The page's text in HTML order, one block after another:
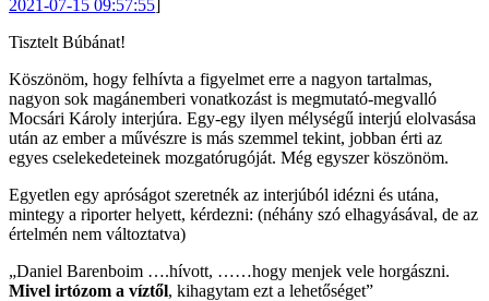
2021-07-15 09:57:55]
Tisztelt Búbánat!
Köszönöm, hogy felhívta a figyelmet erre a nagyon tartalmas,
nagyon sok magánemberi vonatkozást is megmutató-megvalló
Mocsári Károly interjúra. Egy-egy ilyen mélységű interjú elolvasása
után az ember a művészre is más szemmel tekint, jobban érti az
egyes cselekedeteinek mozgatórugóját. Még egyszer köszönöm.
Egyetlen egy apróságot szeretnék az interjúból idézni és utána,
mintegy a riporter helyett, kérdezni: (néhány szó elhagyásával, de az
értelmén nem változtatva)
„Daniel Barenboim ….hívott, ……hogy menjek vele horgászni.
Mivel irtózom a víztől, kihagytam ezt a lehetőséget”